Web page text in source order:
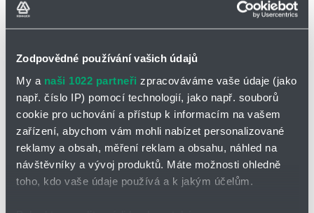
Zodpovědné používání vašich údajů
My a naši 1022 partneři zpracováváme vaše údaje (jako
např. číslo IP) pomocí technologií, jako např. souborů
cookie pro uchování a přístup k informacím na vašem
zařízení, abychom vám mohli nabízet personalizované
reklamy a obsah, měření reklam a obsahu, náhled na
návštěvníky a vývoj produktů. Máte možnosti ohledně
toho, kdo vaše údaje používá a k jakým účelům.
Počet nalezených produktů:35
Číslo zboží Skladem Množství MJ